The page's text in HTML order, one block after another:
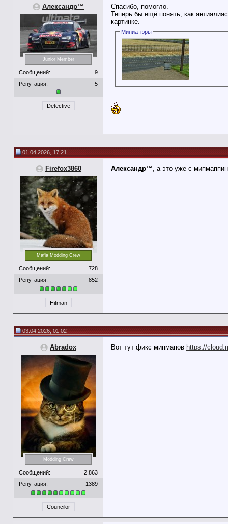
Александр™
Junior Member
Сообщений:
9
Репутация:
5
Detective
Спасибо, помогло.
Теперь бы ещё понять, как
картинке.
Миниатюры
01.04.2026, 17:21
Firefox3860
Mafia Modding Crew
Сообщений:
728
Репутация:
852
Hitman
Александр™, а это уже с
03.04.2026, 01:02
Abradox
Modding Crew
Сообщений:
2,863
Репутация:
1389
Councilor
Вот тут фикс мипмапов https://